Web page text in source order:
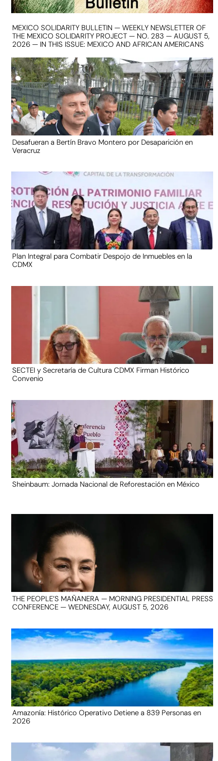
MEXICO SOLIDARITY BULLETIN — WEEKLY NEWSLETTER OF
THE MEXICO SOLIDARITY PROJECT — NO. 283 — AUGUST 5,
2026 — IN THIS ISSUE: MEXICO AND AFRICAN AMERICANS
Desafueran a Bertín Bravo Montero por Desaparición en
Veracruz
Plan Integral para Combatir Despojo de Inmuebles en la
CDMX
SECTEI y Secretaría de Cultura CDMX Firman Histórico
Convenio
Sheinbaum: Jornada Nacional de Reforestación en México
THE PEOPLE’S MAÑANERA — MORNING PRESIDENTIAL PRESS
CONFERENCE — WEDNESDAY, AUGUST 5, 2026
Amazonía: Histórico Operativo Detiene a 839 Personas en
2026